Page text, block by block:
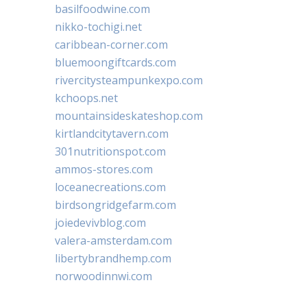
basilfoodwine.com
nikko-tochigi.net
caribbean-corner.com
bluemoongiftcards.com
rivercitysteampunkexpo.com
kchoops.net
mountainsideskateshop.com
kirtlandcitytavern.com
301nutritionspot.com
ammos-stores.com
loceanecreations.com
birdsongridgefarm.com
joiedevivblog.com
valera-amsterdam.com
libertybrandhemp.com
norwoodinnwi.com